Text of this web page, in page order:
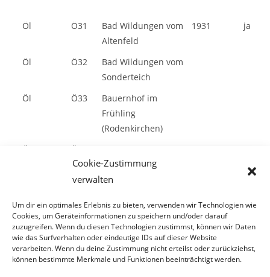
Cookie-Zustimmung
verwalten
Um dir ein optimales Erlebnis zu bieten, verwenden wir Technologien wie
Cookies, um Geräteinformationen zu speichern und/oder darauf
zuzugreifen. Wenn du diesen Technologien zustimmst, können wir Daten
wie das Surfverhalten oder eindeutige IDs auf dieser Website
verarbeiten. Wenn du deine Zustimmung nicht erteilst oder zurückziehst,
können bestimmte Merkmale und Funktionen beeinträchtigt werden.
Öl Ö31
Bad Wildungen vom
Altenfeld
1931 ja
Öl Ö32
Bad Wildungen vom
Sonderteich
Öl
Ö33
Bauernhof im
Frühling
(Rodenkirchen)
Öl
Ö182
Karre und
Kirschbaum)
Öl
Ö34 Bauerngehöft 1925
Öl Ö35
Bauerntanz um
1520